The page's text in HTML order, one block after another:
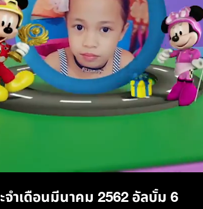
ำเดือนมีนาคม 2562 อัลบั้ม 6